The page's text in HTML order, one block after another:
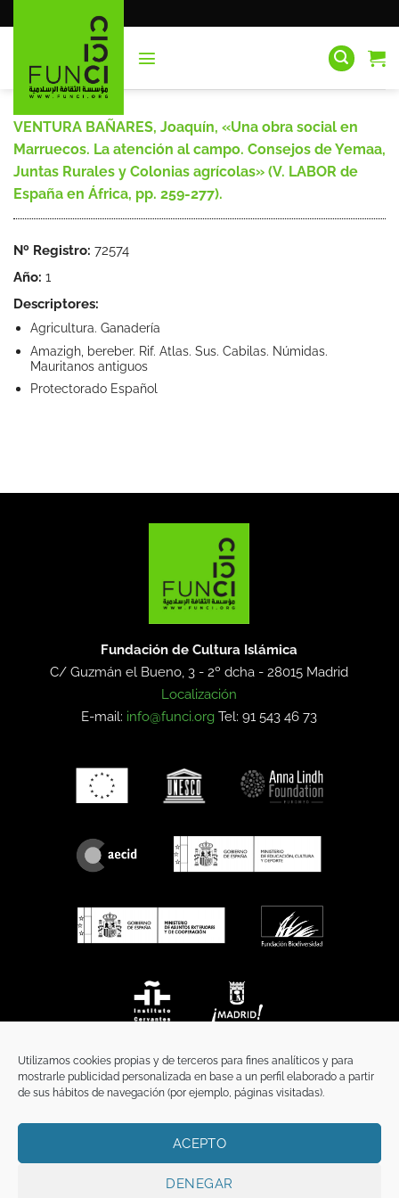
Utilizamos cookies propias y de terceros para fines analíticos y para
mostrarle publicidad personalizada en base a un perfil elaborado a partir
de sus hábitos de navegación (por ejemplo, páginas visitadas).
ACEPTO
DENEGAR
al
VENTURA BAÑARES, Joaquín, «Una obra social en
Marruecos. La atención al campo. Consejos de Yemaa,
Juntas Rurales y Colonias agrícolas» (V. LABOR de
España en África, pp. 259-277).
Nº Registro: 72574
Año: 1
Descriptores:
Agricultura. Ganadería
Amazigh, bereber. Rif. Atlas. Sus. Cabilas. Númidas.
Mauritanos antiguos
Protectorado Español
Fundación de Cultura Islámica
C/ Guzmán el Bueno, 3 - 2º dcha -28015 Madrid
Localización
E-mail: info@funci.org Tel: 91 543 46 73
TÉRMINOS Y CONDICIONES